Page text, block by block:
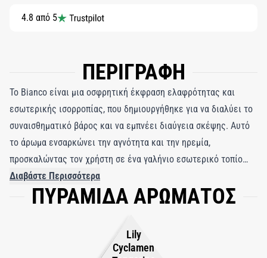
4.8 από 5
ΠΕΡΙΓΡΑΦΗ
Το Bianco είναι μια οσφρητική έκφραση ελαφρότητας και
εσωτερικής ισορροπίας, που δημιουργήθηκε για να διαλύει το
συναισθηματικό βάρος και να εμπνέει διαύγεια σκέψης. Αυτό
το άρωμα ενσαρκώνει την αγνότητα και την ηρεμία,
προσκαλώντας τον χρήστη σε ένα γαλήνιο εσωτερικό τοπίο
όπου η δημιουργικότητα ρέει ελεύθερα και το μυαλό
αισθάνεται αφόρητο. Κομψό αλλά ανακουφιστικό, είναι ένα
μείγμα από μανταρίνι, κυκλάμινο και λευκό κρίνο, που
Διαβάστε Περισσότερα
ΠΥΡΑΜΙΔΑ ΑΡΩΜΑΤΟΣ
Lily
Cyclamen